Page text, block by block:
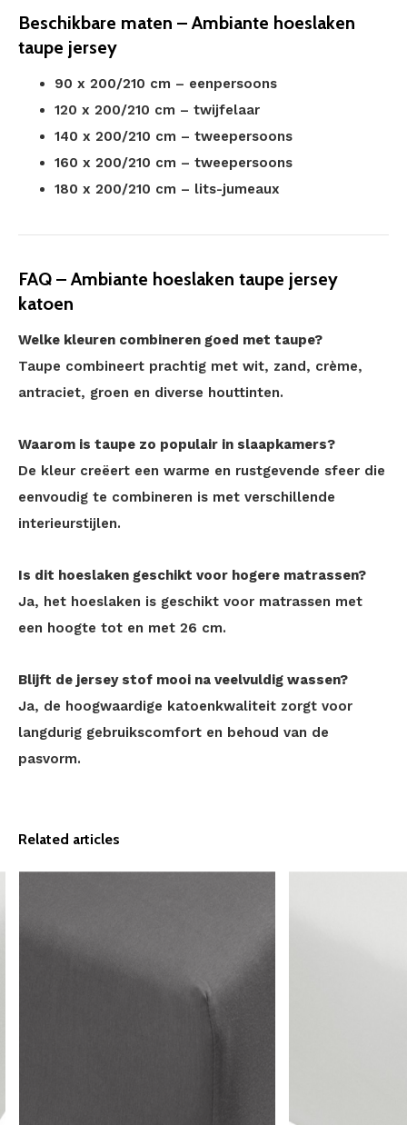
Beschikbare maten – Ambiante hoeslaken
taupe jersey
90 x 200/210 cm – eenpersoons
120 x 200/210 cm – twijfelaar
140 x 200/210 cm – tweepersoons
160 x 200/210 cm – tweepersoons
180 x 200/210 cm – lits-jumeaux
FAQ – Ambiante hoeslaken taupe jersey
katoen
Welke kleuren combineren goed met taupe?
Taupe combineert prachtig met wit, zand, crème,
antraciet, groen en diverse houttinten.
Waarom is taupe zo populair in slaapkamers?
De kleur creëert een warme en rustgevende sfeer die
eenvoudig te combineren is met verschillende
interieurstijlen.
Is dit hoeslaken geschikt voor hogere matrassen?
Ja, het hoeslaken is geschikt voor matrassen met
een hoogte tot en met 26 cm.
Blijft de jersey stof mooi na veelvuldig wassen?
Ja, de hoogwaardige katoenkwaliteit zorgt voor
langdurig gebruikscomfort en behoud van de
pasvorm.
Related articles